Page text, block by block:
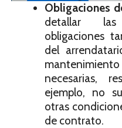
Obligaciones
detallar las
obligaciones
del
mantenimiento
necesarias,
ejemplo, no
otras
de contrato.